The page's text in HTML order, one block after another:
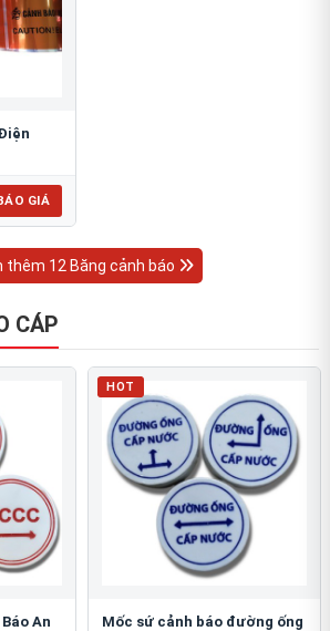
GIÁ
thêm 12 Băng cảnh báo
CÁP
An
HOT
Mốc sứ cảnh báo đường ống